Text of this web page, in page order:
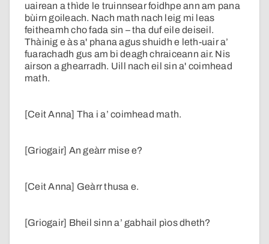
uairean a thìde le truinnsear foidhpe ann am pana
bùirn goileach. Nach math nach leig mi leas
feitheamh cho fada sin – tha duf eile deiseil.
Thàinig e às a' phana agus shuidh e leth-uair a’
fuarachadh gus am bi deagh chraiceann air. Nis
airson a ghearradh. Uill nach eil sin a' coimhead
math.
[Ceit Anna] Tha i a’ coimhead math.
[Griogair] An geàrr mise e?
[Ceit Anna] Geàrr thusa e.
[Griogair] Bheil sinn a’ gabhail pìos dheth?